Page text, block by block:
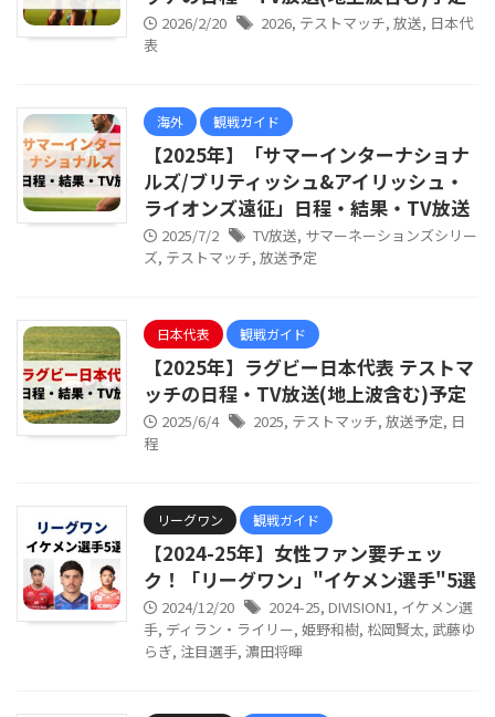
2026/2/20 2026, テストマッチ, 放送, 日本代
表
海外 観戦ガイド
【2025年】「サマーインターナショナ
ルズ/ブリティッシュ&アイリッシュ・
ライオンズ遠征」日程・結果・TV放送
2025/7/2 TV放送, サマーネーションズシリー
ズ, テストマッチ, 放送予定
日本代表 観戦ガイド
【2025年】ラグビー日本代表 テストマ
ッチの日程・TV放送(地上波含む)予定
2025/6/4 2025, テストマッチ, 放送予定, 日
程
リーグワン 観戦ガイド
【2024-25年】女性ファン要チェッ
ク！「リーグワン」"イケメン選手"5選
2024/12/20 2024-25, DIVISION1, イケメン選
手, ディラン・ライリー, 姫野和樹, 松岡賢太, 武藤ゆ
らぎ, 注目選手, 濵田将暉